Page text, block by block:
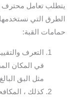
يتطلب تعامل محترف
الطرق التي
حمامات القبة:
التعرف
في المكان
مثل البق
كذلك ،